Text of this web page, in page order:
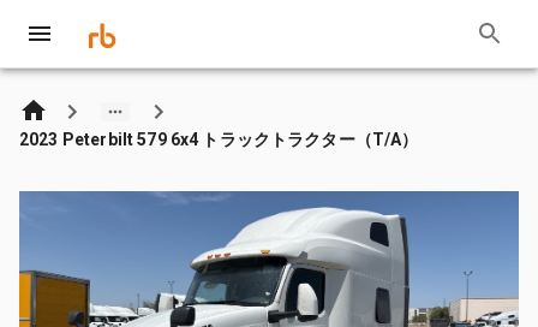
2023 Peterbilt 579 6x4 トラックトラクター（T/A）